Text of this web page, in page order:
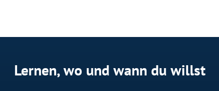
Lernen, wo und wann du willst